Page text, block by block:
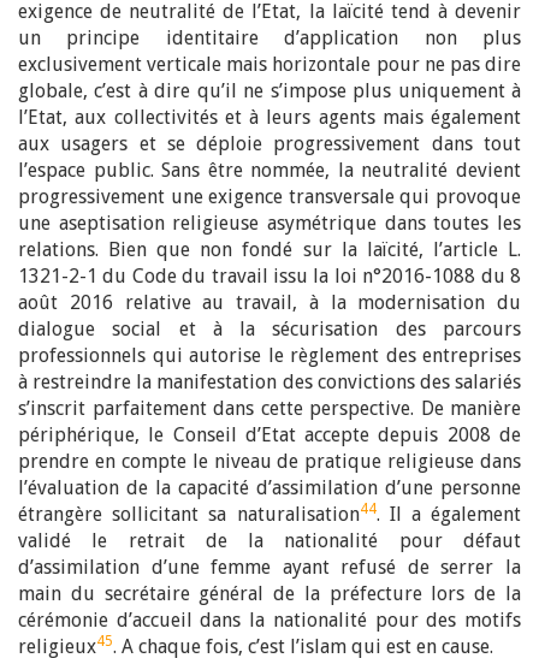
exigence de neutralité de l’Etat, la laïcité tend à devenir
un principe identitaire d’application non plus
exclusivement verticale mais horizontale pour ne pas dire
globale, c’est à dire qu’il ne s’impose plus uniquement à
l’Etat, aux collectivités et à leurs agents mais également
aux usagers et se déploie progressivement dans tout
l’espace public. Sans être nommée, la neutralité devient
progressivement une exigence transversale qui provoque
une aseptisation religieuse asymétrique dans toutes les
relations. Bien que non fondé sur la laïcité, l’article L.
1321-2-1 du Code du travail issu la loi n°2016-1088 du 8
août 2016 relative au travail, à la modernisation du
dialogue social et à la sécurisation des parcours
professionnels qui autorise le règlement des entreprises
à restreindre la manifestation des convictions des salariés
s’inscrit parfaitement dans cette perspective. De manière
périphérique, le Conseil d’Etat accepte depuis 2008 de
prendre en compte le niveau de pratique religieuse dans
l’évaluation de la capacité d’assimilation d’une personne
étrangère sollicitant sa naturalisation44. Il a également
validé le retrait de la nationalité pour défaut
d’assimilation d’une femme ayant refusé de serrer la
main du secrétaire général de la préfecture lors de la
cérémonie d’accueil dans la nationalité pour des motifs
religieux45. A chaque fois, c’est l’islam qui est en cause.